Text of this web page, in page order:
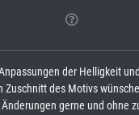
der Helligkeit
Zuschnitt des Motivs
gerne und ohne